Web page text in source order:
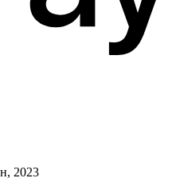
2023